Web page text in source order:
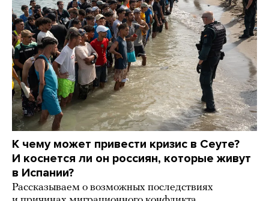
К чему может привести кризис в Сеуте?
И коснется ли он россиян, которые живут
в Испании?
Рассказываем о возможных последствиях